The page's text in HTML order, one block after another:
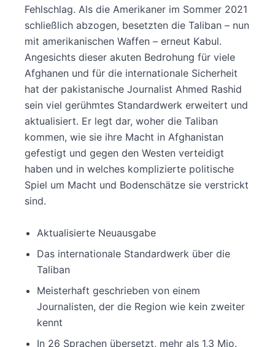
Fehlschlag. Als die Amerikaner im Sommer 2021
schließlich abzogen, besetzten die Taliban – nun
mit amerikanischen Waffen – erneut Kabul.
Angesichts dieser akuten Bedrohung für viele
Afghanen und für die internationale Sicherheit
hat der pakistanische Journalist Ahmed Rashid
sein viel gerühmtes Standardwerk erweitert und
aktualisiert. Er legt dar, woher die Taliban
kommen, wie sie ihre Macht in Afghanistan
gefestigt und gegen den Westen verteidigt
haben und in welches komplizierte politische
Spiel um Macht und Bodenschätze sie verstrickt
sind.
Aktualisierte Neuausgabe
Das internationale Standardwerk über die
Taliban
Meisterhaft geschrieben von einem
Journalisten, der die Region wie kein zweiter
kennt
In 26 Sprachen übersetzt, mehr als 1,3 Mio.